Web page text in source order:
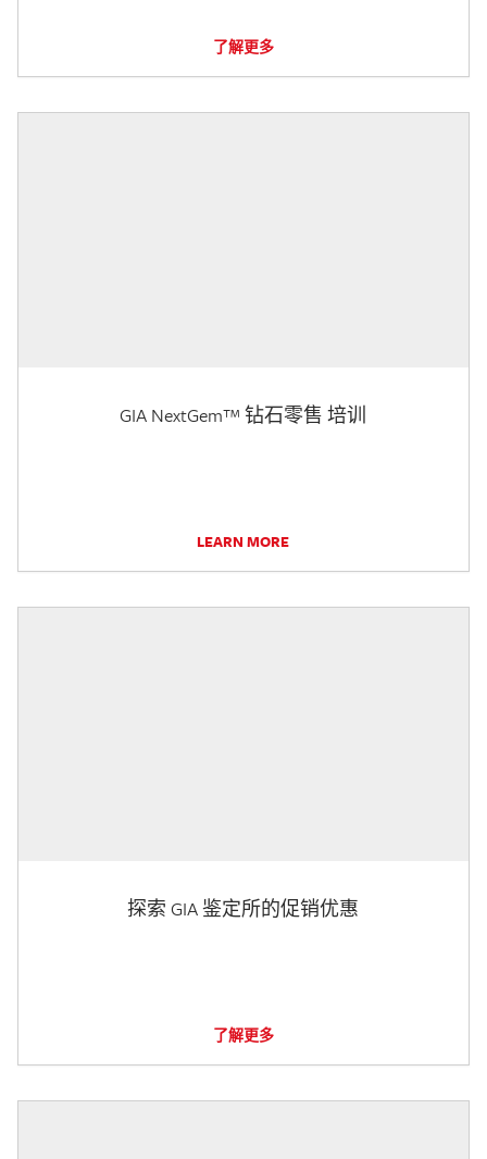
了解更多
GIA NextGem™ 钻石零售 培训
LEARN MORE
探索 GIA 鉴定所的促销优惠
了解更多